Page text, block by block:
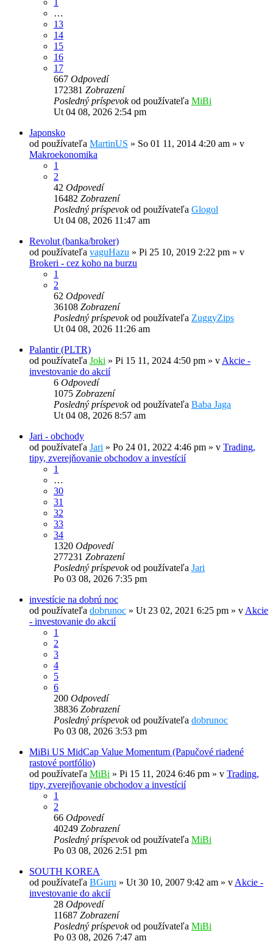
1
…
13
14
15
16
17
667 Odpovedí
172381 Zobrazení
Posledný príspevokod používateľa MiBi
Ut 04 08, 2026 2:54 pm
Japonsko
od používateľa MartinUS » So 01 11, 2014 4:20 am » v
Makroekonomika
1
2
42 Odpovedí
16482 Zobrazení
Posledný príspevokod používateľa Glogol
Ut 04 08, 2026 11:47 am
Revolut (banka/broker)
od používateľa vaguHazu » Pi 25 10, 2019 2:22 pm » v
Brokeri - cez koho na burzu
1
2
62 Odpovedí
36108 Zobrazení
Posledný príspevokod používateľa ZuggyZips
Ut 04 08, 2026 11:26 am
Palantir (PLTR)
od používateľa Joki » Pi 15 11, 2024 4:50 pm » vAkcie -
investovanie do akcií
6 Odpovedí
1075 Zobrazení
Posledný príspevokod používateľa Baba Jaga
Ut 04 08, 2026 8:57 am
Jari - obchody
od používateľa Jari » Po 24 01, 2022 4:46 pm » v Trading,
tipy, zverejňovanie obchodov a investícií
1
…
30
31
32
33
34
1320 Odpovedí
277231 Zobrazení
Posledný príspevokod používateľa Jari
Po 03 08, 2026 7:35 pm
investície na dobrú noc
od používateľa dobrunoc » Ut 23 02, 2021 6:25 pm » vAkcie
- investovanie do akcií
1
2
3
4
5
6
200 Odpovedí
38836 Zobrazení
Posledný príspevokod používateľa dobrunoc
Po 03 08, 2026 3:53 pm
MiBi US MidCap Value Momentum (Papučové riadené
rastové portfólio)
od používateľa MiBi » Pi 15 11, 2024 6:46 pm » v Trading,
tipy, zverejňovanie obchodov a investícií
1
2
66 Odpovedí
40249 Zobrazení
Posledný príspevokod používateľa MiBi
Po 03 08, 2026 2:51 pm
SOUTH KOREA
od používateľa BGuru » Ut 30 10, 2007 9:42 am » vAkcie -
investovanie do akcií
28 Odpovedí
11687 Zobrazení
Posledný príspevokod používateľa MiBi
Po 03 08, 2026 7:47 am